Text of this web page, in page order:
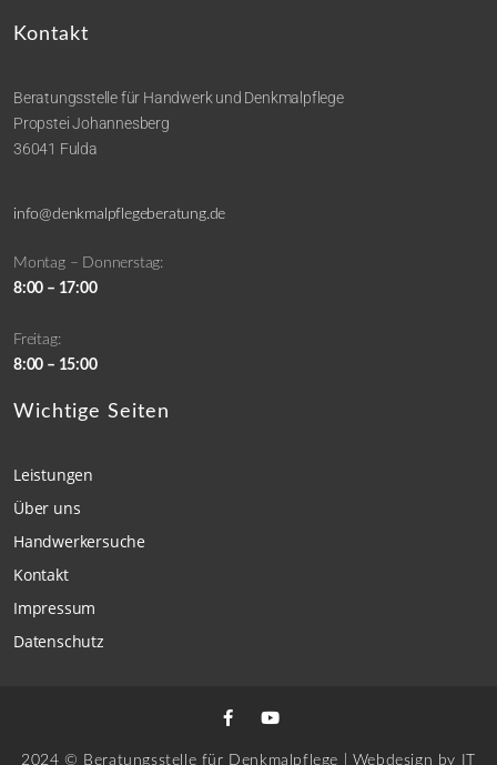
Kontakt
Beratungsstelle für Handwerk und Denkmalpflege
Propstei Johannesberg
36041 Fulda
info@denkmalpflegeberatung.de
Montag – Donnerstag:
8:00 – 17:00
Freitag:
8:00 – 15:00
Wichtige Seiten
Leistungen
Über uns
Handwerkersuche
Kontakt
Impressum
Datenschutz
2024 © Beratungsstelle für Denkmalpflege | Webdesign by